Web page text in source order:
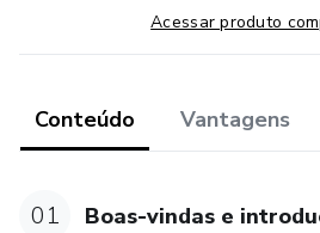
Aqui você vai aprender a usar mais
mentais" onde você vai armazenar
onde estão.
Acessar produto
Conteúdo Vantagens
01 Boas-vindas e